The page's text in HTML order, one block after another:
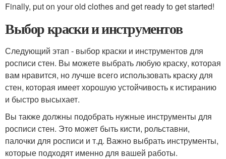
Finally, put on your old clothes and get ready to get started!
Выбор краски и инструментов
Следующий этап - выбор краски и инструментов для
росписи стен. Вы можете выбрать любую краску, которая
вам нравится, но лучше всего использовать краску для
стен, которая имеет хорошую устойчивость к истиранию
и быстро высыхает.
Вы также должны подобрать нужные инструменты для
росписи стен. Это может быть кисти, рольставни,
палочки для росписи и т.д. Важно выбрать инструменты,
которые подходят именно для вашей работы.